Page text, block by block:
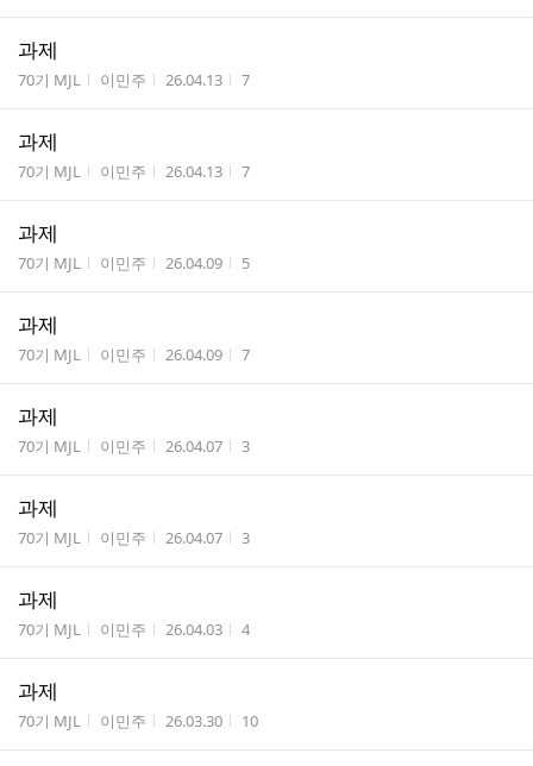
과제
게시판명
70기 MJL 작성자
이민주 작성시간
26.04.13 조회수
7
과제
게시판명
70기 MJL 작성자
이민주 작성시간
26.04.13 조회수
7
과제
게시판명
70기 MJL 작성자
이민주 작성시간
26.04.09 조회수
5
과제
게시판명
70기 MJL 작성자
이민주 작성시간
26.04.09 조회수
7
과제
게시판명
70기 MJL 작성자
이민주 작성시간
26.04.07 조회수
3
과제
게시판명
70기 MJL 작성자
이민주 작성시간
26.04.07 조회수
3
과제
게시판명
70기 MJL 작성자
이민주 작성시간
26.04.03 조회수
4
과제
게시판명
70기 MJL 작성자
이민주 작성시간
26.03.30 조회수
10